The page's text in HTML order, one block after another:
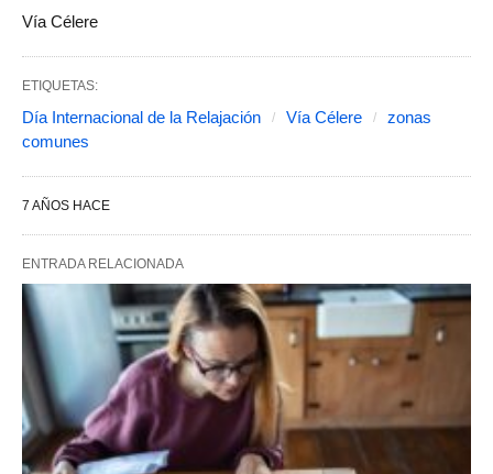
Vía Célere
ETIQUETAS:
Día Internacional de la Relajación Vía Célere
zonas
comunes
7 AÑOS HACE
ENTRADA RELACIONADA